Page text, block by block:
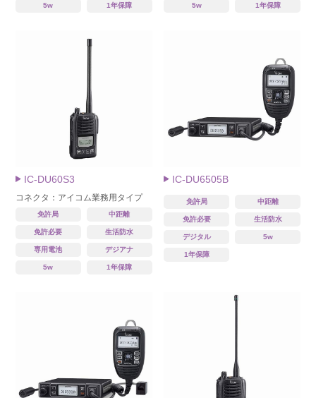
5w 1年保障 5w 1年保障
IC-DU60S3
コネクタ：アイコム業務用タイプ
免許局 中距離
免許必要 生活防水
専用電池 デジアナ
5w 1年保障
IC-DU6505B
免許局 中距離
免許必要 生活防水
デジタル 5w
1年保障